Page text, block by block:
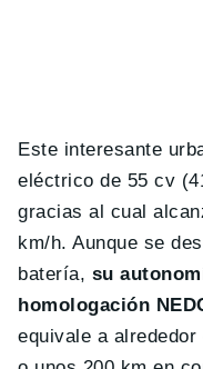
Este interesante
eléctrico de 55 cv
gracias al cual
km/h. Aunque se
batería, su
homologación
equivale a